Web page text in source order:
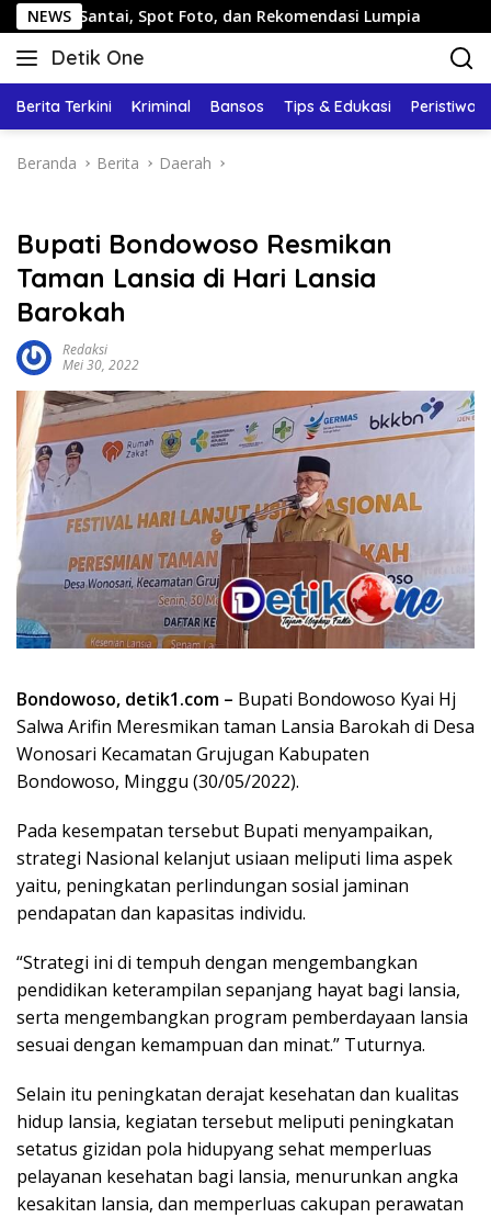
Langsung
ke
konten
NEWSSpot Foto, dan Rekomendasi Lumpia Panduan
Detik One
Tajam
Fakta
Berita Terkini Kriminal Bansos Tips & Edukasi Peristiwa
Beranda Berita Daerah
Bupati Bondowoso Resmikan
Taman Lansia di Hari Lansia
Barokah
Redaksi
Mei 30, 2022
Bondowoso, detik1.com – Bupati Bondowoso Kyai Hj
Salwa Arifin Meresmikan taman Lansia Barokah di Desa
Wonosari Kecamatan Grujugan Kabupaten
Bondowoso, Minggu (30/05/2022).
Pada kesempatan tersebut Bupati menyampaikan,
strategi Nasional kelanjut usiaan meliputi lima aspek
yaitu, peningkatan perlindungan sosial jaminan
pendapatan dan kapasitas individu.
“Strategi ini di tempuh dengan mengembangkan
pendidikan keterampilan sepanjang hayat bagi lansia,
serta mengembangkan program pemberdayaan lansia
sesuai dengan kemampuan dan minat.” Tuturnya.
Selain itu peningkatan derajat kesehatan dan kualitas
hidup lansia, kegiatan tersebut meliputi peningkatan
setatus gizidan pola hidupyang sehat memperluas
pelayanan kesehatan bagi lansia, menurunkan angka
kesakitan lansia, dan memperluas cakupan perawatan